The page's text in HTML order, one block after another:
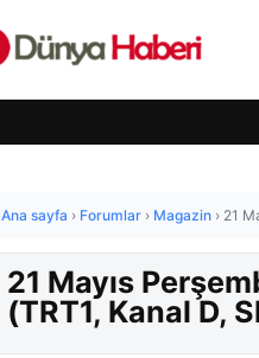
Ana sayfa › Forumlar › Magazin › 21
21 Mayıs
(TRT1, Kanal D,